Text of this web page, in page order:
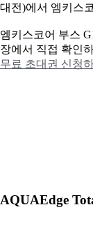
대전)에서 엠키스
엠키스코어 부스
장에서 직접 확인
무료 초대권 신청
AQUAEdge